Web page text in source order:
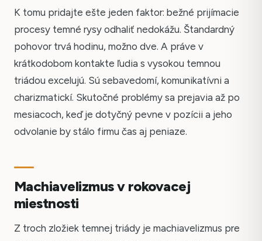
K tomu pridajte ešte jeden faktor: bežné prijímacie
procesy temné rysy odhaliť nedokážu. Štandardný
pohovor trvá hodinu, možno dve. A práve v
krátkodobom kontakte ľudia s vysokou temnou
triádou excelujú. Sú sebavedomí, komunikatívni a
charizmatickí. Skutočné problémy sa prejavia až po
mesiacoch, keď je dotyčný pevne v pozícii a jeho
odvolanie by stálo firmu čas aj peniaze.
Machiavelizmus v rokovacej
miestnosti
Z troch zložiek temnej triády je machiavelizmus pre